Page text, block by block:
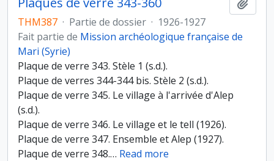
THM387 · Partie de dossier · 1926-1927
Fait partie de Mission archéologique française de
Mari (Syrie)
Plaque de verre 343. Stèle 1 (s.d.).
Plaque de verres 344-344 bis. Stèle 2 (s.d.).
Plaque de verre 345. Le village à l'arrivée d'Alep
(s.d.).
Plaque de verre 346. Le village et le tell (1926).
Plaque de verre 347. Ensemble et Alep (1927).
Plaque de verre 348.… Read more